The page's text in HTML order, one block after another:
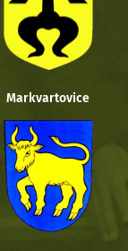
Markvartovice